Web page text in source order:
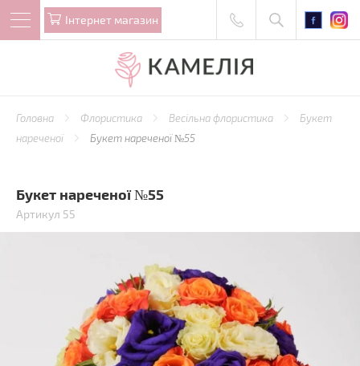
Iнтернет магазин
Головна Флористика Весільна флористика
Букет
нареченої
Букет нареченої №55
Букет нареченої №55
Артикул 55